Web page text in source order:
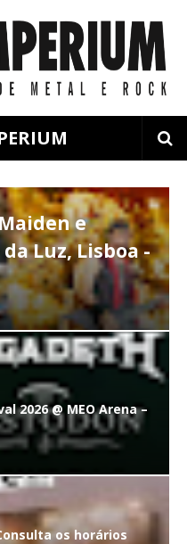
e
Luz, Lisboa -
2026 @ MEO Arena –
os horários